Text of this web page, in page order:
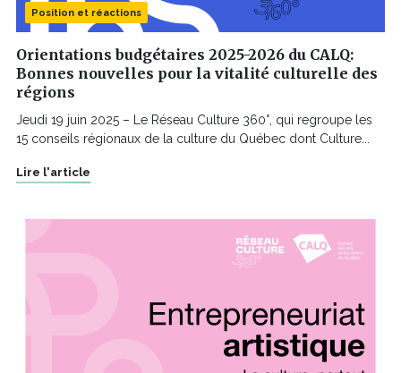
Position et réactions
Orientations budgétaires 2025-2026 du CALQ:
Bonnes nouvelles pour la vitalité culturelle des
régions
Jeudi 19 juin 2025 – Le Réseau Culture 360°, qui regroupe les
15 conseils régionaux de la culture du Québec dont Culture...
Lire l'article